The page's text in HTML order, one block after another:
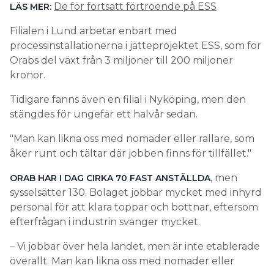
LÄS MER: De för fortsatt förtroende på ESS
Filialen i Lund arbetar enbart med
processinstallationerna i jätteprojektet ESS, som för
Orabs del växt från 3 miljoner till 200 miljoner
kronor.
Tidigare fanns även en filial i Nyköping, men den
stängdes för ungefär ett halvår sedan.
Man kan likna oss med nomader eller rallare, som
åker runt och tältar där jobben finns för tillfället.
ORAB HAR I DAG CIRKA 70 FAST ANSTÄLLDA, men
sysselsätter 130. Bolaget jobbar mycket med inhyrd
personal för att klara toppar och bottnar, eftersom
efterfrågan i industrin svänger mycket.
– Vi jobbar över hela landet, men är inte etablerade
överallt. Man kan likna oss med nomader eller